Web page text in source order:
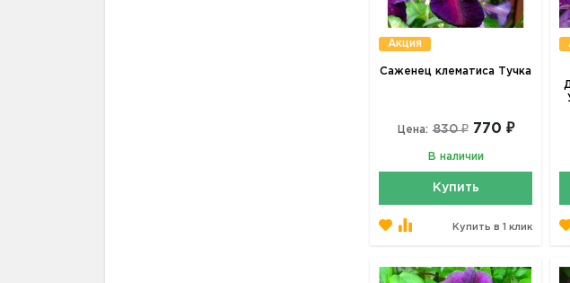
Акция
Саженец клематиса Тучка
Цена: 830 ₽ 770 ₽
В наличии
Купить
Купить в 1 клик